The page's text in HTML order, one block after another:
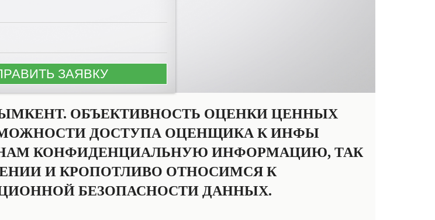
ОБЪЕКТИВНОСТЬ ОЦЕНКИ ЦЕННЫХ
ДОСТУПА ОЦЕНЩИКА К ИНФЫ
КОНФИДЕНЦИАЛЬНУЮ ИНФОРМАЦИЮ, ТАК
И КРОПОТЛИВО ОТНОСИМСЯ К
БЕЗОПАСНОСТИ ДАННЫХ.